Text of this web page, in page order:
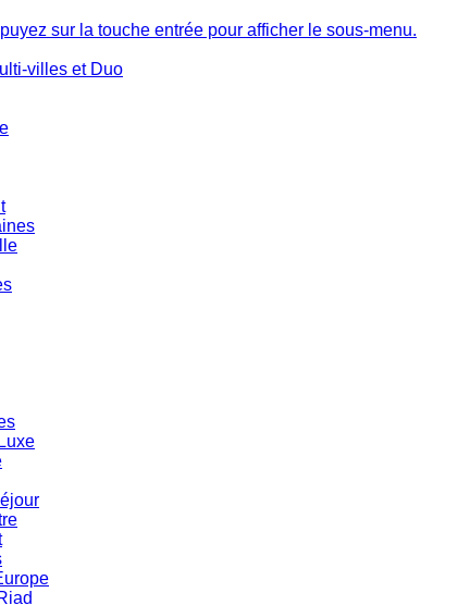
sur la touche entrée pour afficher le sous-menu.
villes et Duo